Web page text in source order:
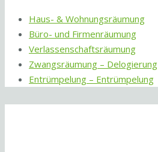
Haus- & Wohnungsräumung
Büro- und Firmenräumung
Verlassenschaftsräumung
Zwangsräumung – Delogierung
Entrümpelung – Entrümpelung